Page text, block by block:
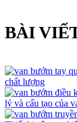
BÀI
chất lượng
lý và cấu tạo của